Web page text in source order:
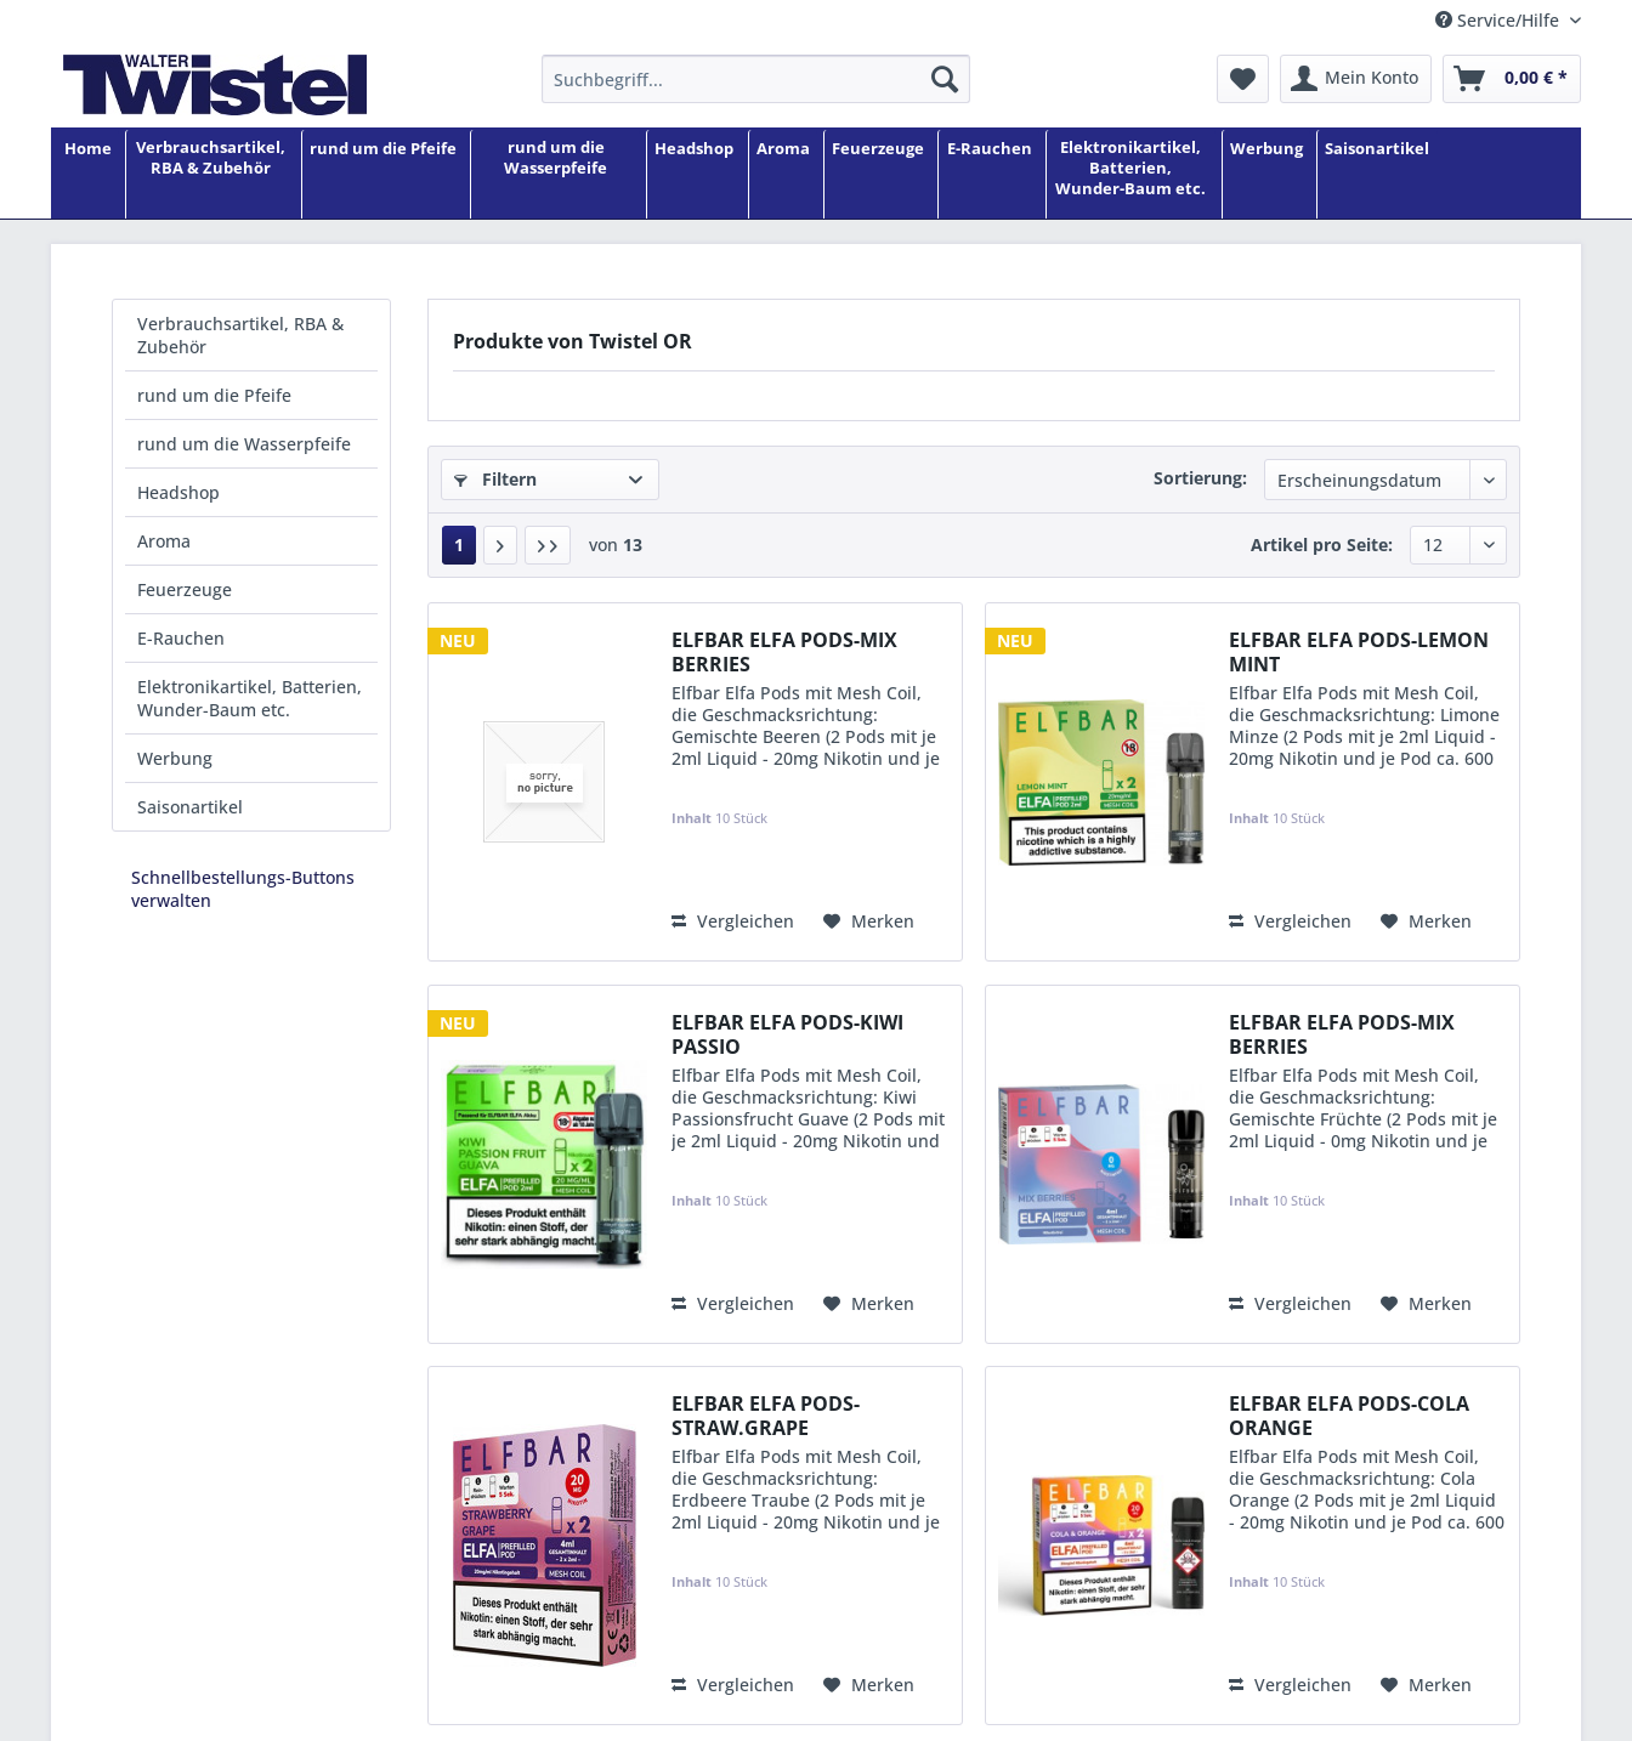
Service/Hilfe
Mein Konto 0,00 € *
Home
Verbrauchsartikel,
RBA & Zubehör
rund um die Pfeife
rund um die
Wasserpfeife
Headshop Aroma Feuerzeuge E-Rauchen
Elektronikartikel,
Batterien,
Wunder-Baum etc.
Werbung Saisonartikel
Verbrauchsartikel, RBA &
Zubehör
rund um die Pfeife
rund um die Wasserpfeife
Headshop
Aroma
Feuerzeuge
E-Rauchen
Elektronikartikel, Batterien,
Wunder-Baum etc.
Werbung
Saisonartikel
Schnellbestellungs-Buttons
verwalten
Produkte von Twistel OR
Filtern Sortierung:
1 von 13 Artikel pro Seite:
NEU
ELFBAR ELFA PODS-MIX
BERRIES
Elfbar Elfa Pods mit Mesh Coil,
die Geschmacksrichtung:
Gemischte Beeren (2 Pods mit je
2ml Liquid - 20mg Nikotin und je
mit EAN & Steuerbanderole-D)
Inhalt 10 Stück
Vergleichen Merken
NEU
ELFBAR ELFA PODS-LEMON
MINT
Elfbar Elfa Pods mit Mesh Coil,
die Geschmacksrichtung: Limone
Minze (2 Pods mit je 2ml Liquid -
20mg Nikotin und je Pod ca. 600
Steuerbanderole-D)
Inhalt 10 Stück
Vergleichen Merken
NEU
ELFBAR ELFA PODS-KIWI
PASSIO
Elfbar Elfa Pods mit Mesh Coil,
die Geschmacksrichtung: Kiwi
Passionsfrucht Guave (2 Pods mit
je 2ml Liquid - 20mg Nikotin und
mit EAN & Steuerbanderole-D)
Inhalt 10 Stück
Vergleichen Merken
ELFBAR ELFA PODS-MIX
BERRIES
Elfbar Elfa Pods mit Mesh Coil,
die Geschmacksrichtung:
Gemischte Früchte (2 Pods mit je
2ml Liquid - 0mg Nikotin und je
mit EAN & Steuerbanderole-D)
Inhalt 10 Stück
Vergleichen Merken
ELFBAR ELFA PODS-
STRAW.GRAPE
Elfbar Elfa Pods mit Mesh Coil,
die Geschmacksrichtung:
Erdbeere Traube (2 Pods mit je
2ml Liquid - 20mg Nikotin und je
mit EAN & Steuerbanderole-D)
Inhalt 10 Stück
Vergleichen Merken
ELFBAR ELFA PODS-COLA
ORANGE
Elfbar Elfa Pods mit Mesh Coil,
die Geschmacksrichtung: Cola
Orange (2 Pods mit je 2ml Liquid
- 20mg Nikotin und je Pod ca. 600
Steuerbanderole-D)
Inhalt 10 Stück
Vergleichen Merken